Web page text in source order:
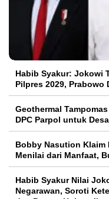
Habib Syakur: Jokowi
Pilpres 2029, Prabowo
Geothermal
DPC Parpol untuk
Bobby Nasution Klaim
Menilai dari Manfaat,
Habib Syakur Nilai
Negarawan, Soroti